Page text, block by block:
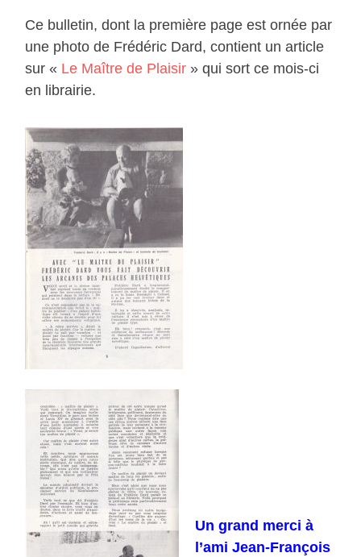
Ce bulletin, dont la première page est ornée par
une photo de Frédéric Dard, contient un article
sur « Le Maître de Plaisir » qui sort ce mois-ci
en librairie.
Un grand merci à
l’ami Jean-François